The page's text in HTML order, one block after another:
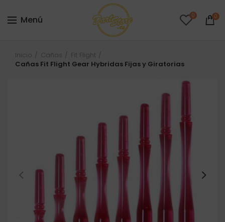
Menú 0 0
Inicio Cañas
Fit Flight
Cañas Fit Flight Gear Hybridas Fijas y Giratorias